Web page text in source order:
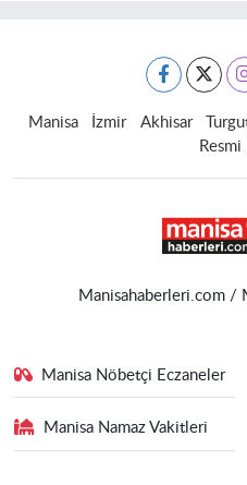
Manisa İzmir Akhisar
Resmi
Manisahaberleri.com /
Manisa Nöbetçi Eczaneler
Manisa Namaz Vakitleri